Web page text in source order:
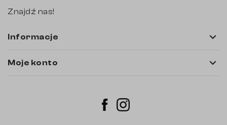
Znajdź nas!
Informacje 
Moje konto 